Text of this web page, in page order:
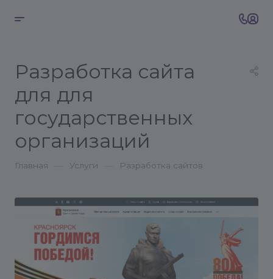
Разработка сайта
для для
государственных
организаций
Главная Услуги Разработка сайтов